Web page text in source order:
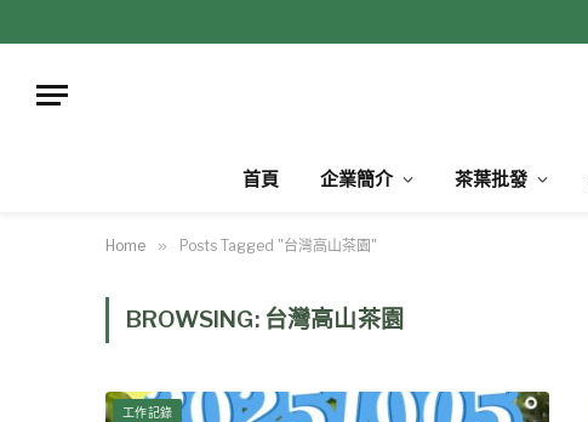
首頁 企業簡介 茶葉批發
Home » Posts Tagged "台灣高山茶園"
BROWSING: 台灣高山茶園
工作記錄